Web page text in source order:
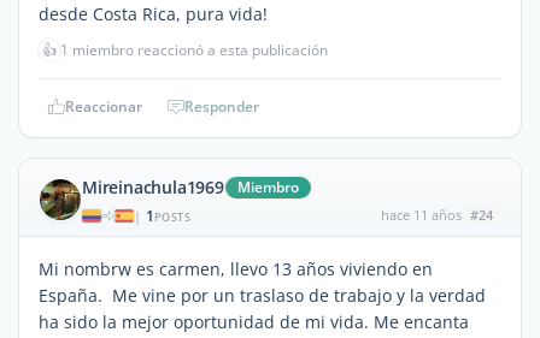
desde Costa Rica, pura vida!
👍 1 miembro reaccionó a esta publicación
Reaccionar Responder
Mireinachula1969 Miembro
| 1 POSTS hace 11 años #24
Mi nombrw es carmen, llevo 13 años viviendo en
España. Me vine por un traslaso de trabajo y la verdad
ha sido la mejor oportunidad de mi vida. Me encanta